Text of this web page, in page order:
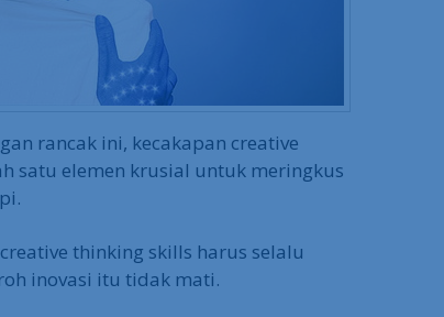
rancak ini, kecakapan creative
satu elemen krusial untuk meringkus
thinking skills harus selalu
inovasi itu tidak mati.